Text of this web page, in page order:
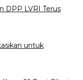
DPP LVRI Terus
untuk